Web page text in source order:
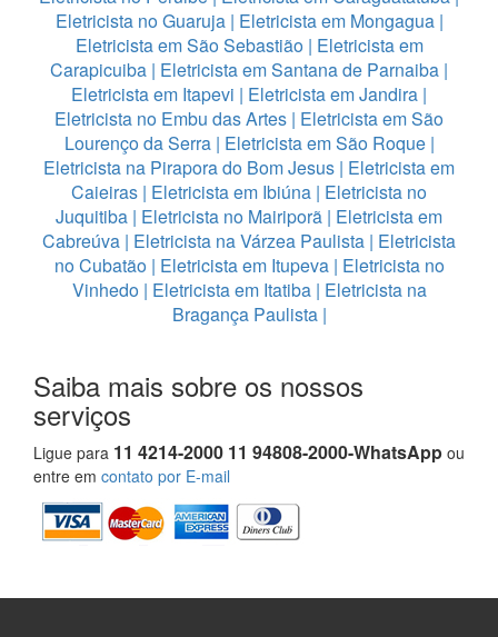
Eletricista no Guaruja| Eletricista em Mongagua|
Eletricista em São Sebastião| Eletricista em
Carapicuiba | Eletricista em Santana de Parnaiba |
Eletricista em Itapevi | Eletricista em Jandira |
Eletricista no Embu das Artes | Eletricista em São
Lourenço da Serra| Eletricista em São Roque|
Eletricista na Pirapora do Bom Jesus | Eletricista em
Caieiras | Eletricista em Ibiúna | Eletricista no
Juquitiba | Eletricista no Mairiporã | Eletricista em
Cabreúva | Eletricista na Várzea Paulista | Eletricista
no Cubatão| Eletricista em Itupeva| Eletricista no
Vinhedo| Eletricista em Itatiba| Eletricista na
Bragança Paulista|
Saiba mais sobre os nossos
serviços
Ligue para 11 4214-2000 11 94808-2000-WhatsApp ou
entre em contato por E-mail